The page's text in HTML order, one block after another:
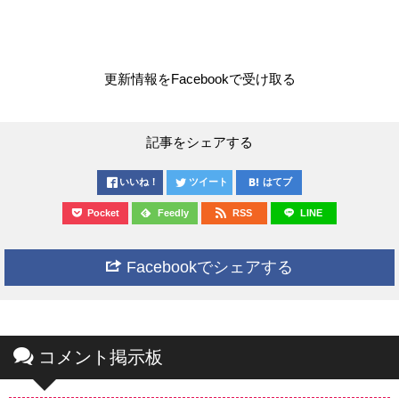
更新情報をFacebookで受け取る
記事をシェアする
いいね！ ツイート はてブ
Pocket Feedly RSS LINE
Facebookでシェアする
コメント掲示板